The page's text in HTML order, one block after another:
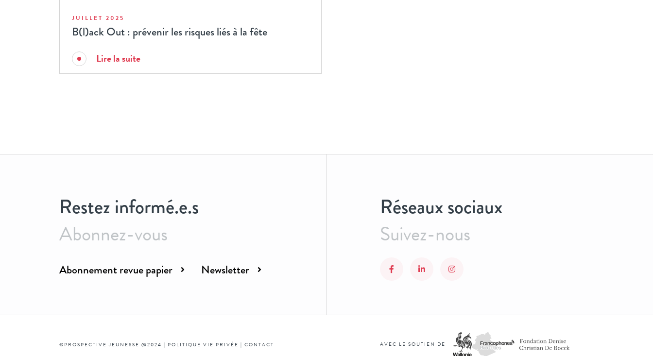
JUILLET 2025
B(l)ack Out : prévenir les risques liés à la fête
Lire la suite
Restez informé.e.s
Abonnez-vous
Abonnement revue papier Newsletter
Réseaux sociaux
Suivez-nous
©PROSPECTIVE JEUNESSE @2024 | POLITIQUE VIE PRIVÉE | CONTACT AVEC LE SOUTIEN DE